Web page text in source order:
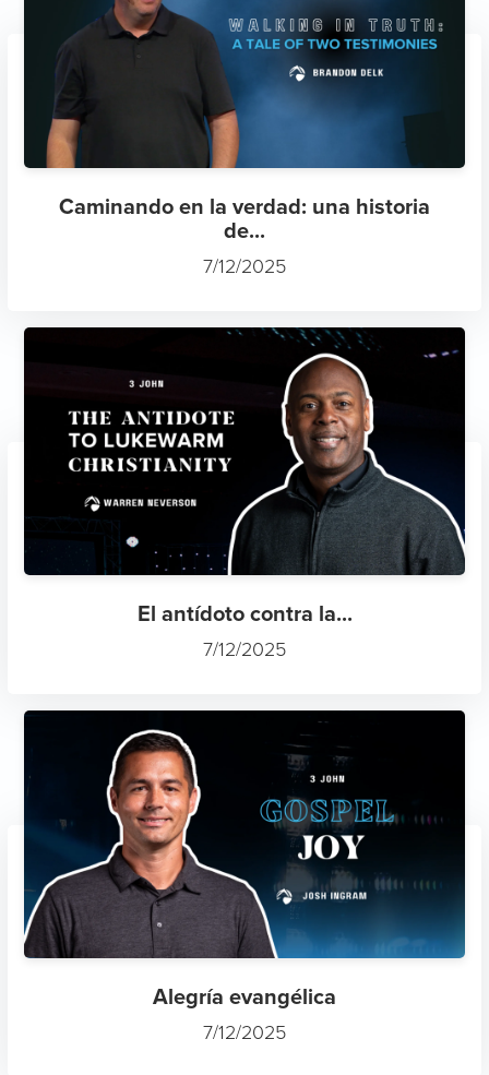
Caminando en la verdad: una historia
de...
7/12/2025
El antídoto contra la...
7/12/2025
Alegría evangélica
7/12/2025